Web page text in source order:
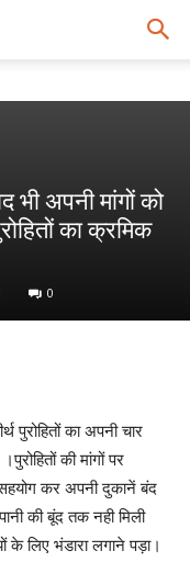
भी अपनी मांगों को
का क्रमिक
0
पुरोहितों का अपनी चार
की मांगों पर
कर अपनी दुकानें बंद
की बूंद तक नही मिली
के लिए भंडारा लगाने पड़ा।